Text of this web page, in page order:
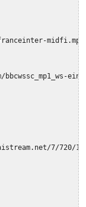
midfi.mp3
7/720/